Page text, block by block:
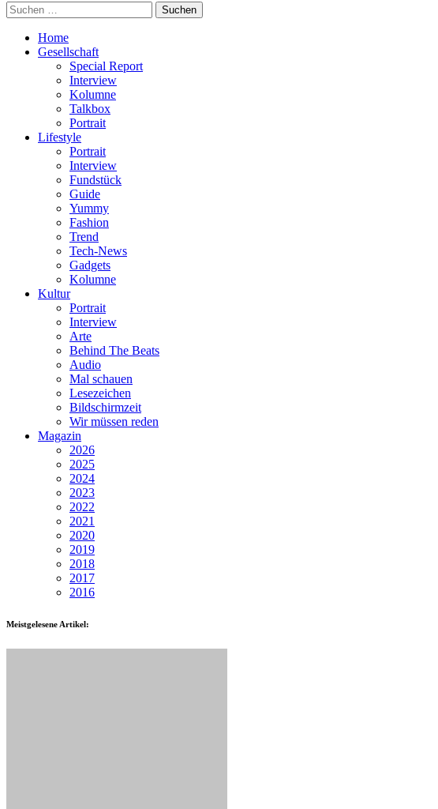
Suchen
nach:
Home
Gesellschaft
Special Report
Interview
Kolumne
Talkbox
Portrait
Lifestyle
Portrait
Interview
Fundstück
Guide
Yummy
Fashion
Trend
Tech-News
Gadgets
Kolumne
Kultur
Portrait
Interview
Arte
Behind The Beats
Audio
Mal schauen
Lesezeichen
Bildschirmzeit
Wir müssen reden
Magazin
2026
2025
2024
2023
2022
2021
2020
2019
2018
2017
2016
Meistgelesene Artikel: